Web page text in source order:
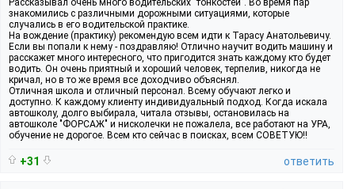
знакомились с различными дорожными ситуациями, которые
случались в его водительской практике.
На вождение (практику) рекомендую всем идти к Тарасу Анатольевичу.
Если вы попали к нему - поздравляю! Отлично научит водить машину и
расскажет много интересного, что пригодится знать каждому кто будет
водить. Он очень приятный и хороший человек, терпелив, никогда не
кричал, но в то же время все доходчиво объяснял.
Отличная школа и отличный персонал. Всему обучают легко и
доступно. К каждому клиенту индивидуальный подход. Когда искала
автошколу, долго выбирала, читала отзывы, остановилась на
автошколе "ФОРСАЖ" и нисколечки не пожалела, все работают на УРА,
обучение не дорогое. Всем кто сейчас в поисках, всем СОВЕТУЮ!!
+31 ответить